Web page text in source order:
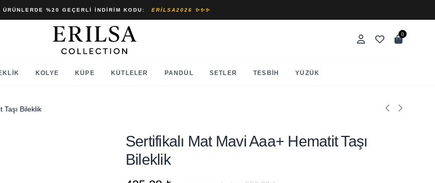
ÜRÜNLERDE %20 GEÇERLI İNDIRIM KODU: ERILSA2026 ✨✨✨
0
KOLYE KÜPE KÜTLELER PANDÜL SETLER TESBIH YÜZÜK
Taşı Bileklik
Sertifikalı Mat Mavi Aaa+ Hematit Taşı
Bileklik